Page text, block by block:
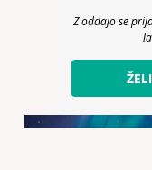
Z oddajo se